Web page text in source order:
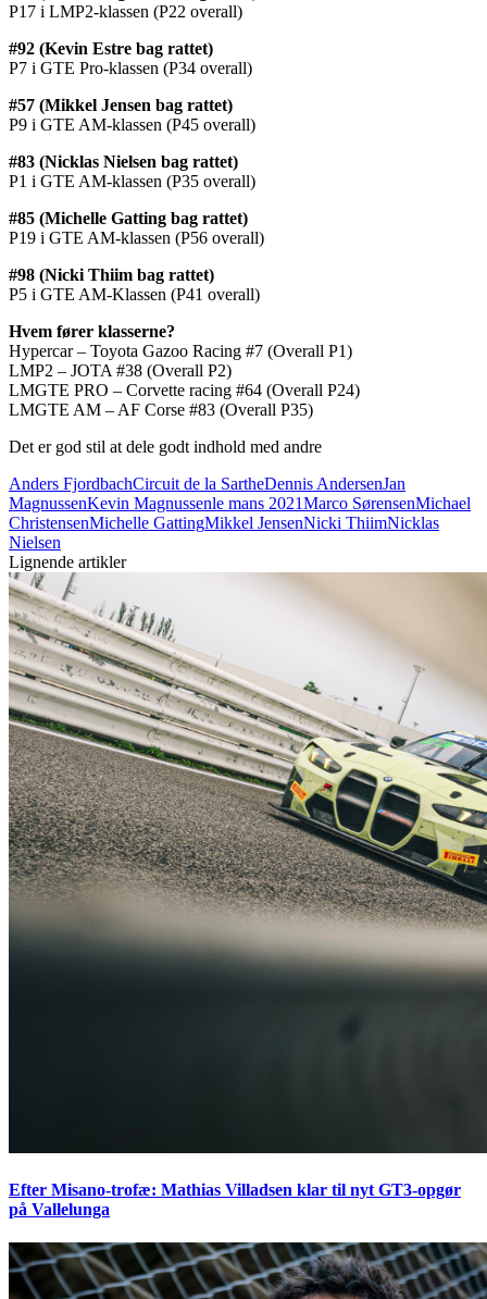
P17 i LMP2-klassen (P22 overall)
#92 (Kevin Estre bag rattet)
P7 i GTE Pro-klassen (P34 overall)
#57 (Mikkel Jensen bag rattet)
P9 i GTE AM-klassen (P45 overall)
#83 (Nicklas Nielsen bag rattet)
P1 i GTE AM-klassen (P35 overall)
#85 (Michelle Gatting bag rattet)
P19 i GTE AM-klassen (P56 overall)
#98 (Nicki Thiim bag rattet)
P5 i GTE AM-Klassen (P41 overall)
Hvem fører klasserne?
Hypercar – Toyota Gazoo Racing #7 (Overall P1)
LMP2 – JOTA #38 (Overall P2)
LMGTE PRO – Corvette racing #64 (Overall P24)
LMGTE AM – AF Corse #83 (Overall P35)
Det er god stil at dele godt indhold med andre
Anders FjordbachCircuit de la SartheDennis AndersenJan
MagnussenKevin Magnussenle mans 2021Marco SørensenMichael
ChristensenMichelle GattingMikkel JensenNicki ThiimNicklas
Nielsen
Lignende artikler
Efter Misano-trofæ: Mathias Villadsen klar til nyt GT3-opgør
på Vallelunga